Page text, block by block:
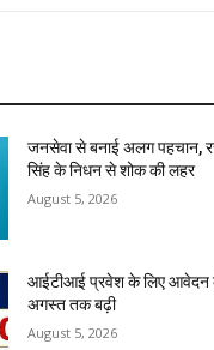
जनसेवा से बनाई अलग पहचान,
सिंह के निधन से शोक की लहर
August 5, 2026
आईटीआई प्रवेश के लिए आवेदन
अगस्त तक बढ़ी
August 5, 2026